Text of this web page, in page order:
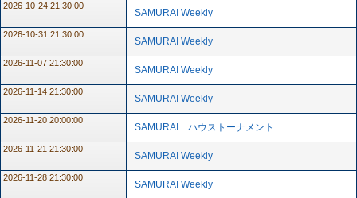
2026-10-24 21:30:00
SAMURAI Weekly
2026-10-31 21:30:00
SAMURAI Weekly
2026-11-07 21:30:00
SAMURAI Weekly
2026-11-14 21:30:00
SAMURAI Weekly
2026-11-20 20:00:00
SAMURAI ハウストーナメント
2026-11-21 21:30:00
SAMURAI Weekly
2026-11-28 21:30:00
SAMURAI Weekly